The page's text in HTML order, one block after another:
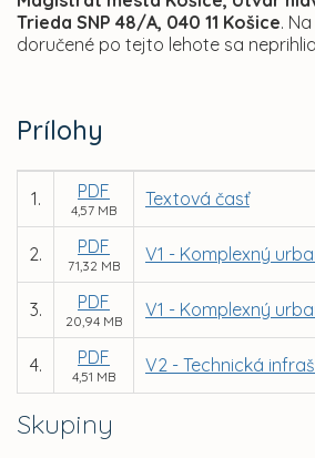
Skupiny
Trieda SNP 48/A, 040 11 Košice.
doručené po tejto lehote sa
Prílohy
1. PDF
4,57 MB
Textová časť
2. PDF
71,32 MB
V1 - Komplexný
3. PDF
20,94 MB
V1 - Komplexný
4. PDF
4,51 MB
V2 - Technická